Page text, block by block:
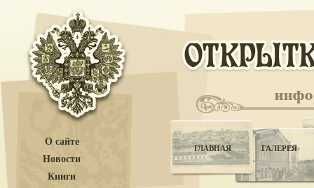
О сайте
Новости
Книги
ГЛАВНАЯ ГАЛЕРЕЯ